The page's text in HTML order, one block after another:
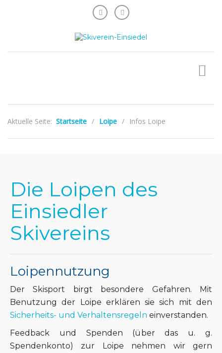
Aktuelle Seite: Startseite / Loipe / Infos Loipe
Die Loipen des
Einsiedler
Skivereins
Loipennutzung
Der Skisport birgt besondere Gefahren. Mit
Benutzung der Loipe erklären sie sich mit den
Sicherheits- und Verhaltensregeln einverstanden.
Feedback und Spenden (über das u. g.
Spendenkonto) zur Loipe nehmen wir gern